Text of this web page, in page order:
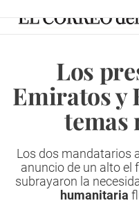
Los
Emiratos y
temas
Los dos mandatarios
anuncio de un alto el
subrayaron la
humanitaria